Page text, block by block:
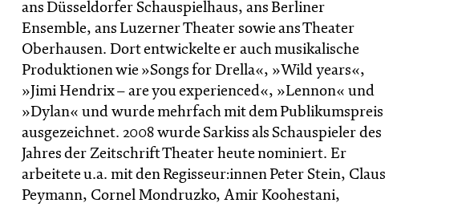
ans Düsseldorfer Schauspielhaus, ans Berliner
Ensemble, ans Luzerner Theater sowie ans Theater
Oberhausen. Dort entwickelte er auch musikalische
Produktionen wie »Songs for Drella«, »Wild years«,
»Jimi Hendrix – are you experienced«, »Lennon« und
»Dylan« und wurde mehrfach mit dem Publikumspreis
ausgezeichnet. 2008 wurde Sarkiss als Schauspieler des
Jahres der Zeitschrift Theater heute nominiert. Er
arbeitete u.a. mit den Regisseur:innen Peter Stein, Claus
Peymann, Cornel Mondruzko, Amir Koohestani,